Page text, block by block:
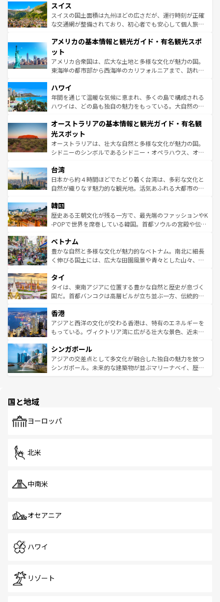
を参照してほしい。
は、お酒好きな人にはぜひ体験してほしい。 なお、新着の
ドイツ情報はコンテンツ一覧を参照してほしい。
リアごとに異なる魅力がある。また、優雅なアフタヌーン
ティー、ビール好きにはたまらない英国パブ、サッカー観
戦など、本場だからこそできる体験も豊富。イギリスを旅
ンツ一覧を参照してほしい。
スイス
スイスの国土面積は九州ほどの広さだが、運行時刻が正確
な交通網が整備されており、初心者でも安心して個人旅行
の建物がそのまま残る町や、スイスならではのユニークな
博物館もあり、アルプス観光だけでなく町歩きも満喫する
ことができる。国民の所得が高いため物価も高いが、旅行
者向けの交通パス提供のサービスもあり、うまく活用すれ
着のスイス情報は
アメリカの基本情報と観光ガイド・有名観光スポ
ット
アメリカ合衆国は、広大な土地と多様な文化が魅力の国。
東海岸の都市部から西海岸のカリフォルニアまで、訪れる
のような巨大都市は、観光、ショッピング、エンターテイ
ンメントが詰まった刺激的なスポットだ。一方、アメリカ
西部には大自然が広がり、グランドキャニオンやイエロー
部のニューオーリンズでは、音楽と美食が融合した独特の
文化が魅力。旅行者はアメリカの各地域で異なる魅力を楽
しみながら、その多様性と豊かな歴史を感じることができ
るだろう。車でのロードトリップや列車の旅も、アメリカ
情報は
ハワイ
年間を通じて温暖な気候に恵まれ、多くの島で構成される
ハワイは、どの島も独自の魅力をもっている。大自然の神
ワイ島は見逃せない。また、定番の観光地といえばオアフ
島だが、静かな自然を求めるならマウイ島やカウアイ島が
おすすめ。エメラルドグリーンに輝く海をはじめ、豊かな
文化や歴史が息づいている。「アロハスピリット」と呼ば
人々、おいしいローカルフードやハワイアンミュージッ
ク、伝統的なフラダンスなど、すべてがハワイの魅力を彩
っている。訪れるたびに新しい発見と感動が待っているハ
はコンテンツ一覧
オーストラリアの基本情報と観光ガイド・有名観
光スポット
オーストラリアは、壮大な自然と多様な文化が魅力の国。
シドニーのシンボルであるシドニー・オペラハウス、オー
リアリーフや大陸中央部にそびえるウルル（エアーズロッ
ク）、タスマニアの美しい原生林やケアンズの熱帯雨林な
ど、見どころがたくさん。また、カフェやワイン、オージ
いる。アクティビティも充実しており、サーフィンやダイ
ビング、ハイキングなど、アウトドア好きにはたまらな
い。オーストラリアの多彩な魅力を存分に味わいつくそ
参照してほしい。
台湾
日本から約４時間ほどでたどり着く台湾は、多彩な文化と
自然が織りなす魅力的な観光地。活気あふれる大都市の台
ン）、静ひつな山岳地帯である台湾東部など、都市の喧騒
と山間の静けさが共存しており、訪れる人に新しい発見と
驚きをもたらしてくれる。また、奥深い台湾の食文化も魅
容にもいいと評判のスイーツなど、バラエティ豊かな料理
が味わえる。 なお、新着の台湾情報は コンテンツ一覧を参
照してほしい。
韓国
歴史ある王朝文化が残る一方で、最先端のファッションやK
-POPで世界を席巻している韓国。首都ソウルの宮殿や伝統
き、地方に足を延ばせば四季折々の自然美を楽しむことが
できる。そして、キムチや焼肉、絶品のストリートフード
まで、さまざまな韓国料理が待っている。夜には、韓国な
リティに包まれながら、韓国の多彩な魅力を心ゆくまで味
わってみてほしい。 なお、新着の韓国情報はコンテンツ一
覧を参照してほしい。
ベトナム
豊かな自然と多様な文化が魅力的なベトナム。南北に細長
く伸びる国土には、広大な田園風景や青々とした山々、世
急速な発展と共に伝統が息づく。ハノイの古い町並みやホ
ーチミン市のフランス統治時代の建物も、独特の雰囲気を
醸し出している。また、バラエティの豊かさとおいしさで
とつ。フォーやバインミー、ベトナムコーヒーなどは、ぜ
ひ現地で味わいたい。どの地域を訪れてもあたたかい人々
が旅行者を迎えてくれるので、きっと忘れられない旅にな
参照してほしい。
タイ
タイは、東南アジアに位置する豊かな自然と歴史が息づく
国だ。首都バンコクは高層ビルが立ち並ぶ一方、伝統的な
の活気が交差している。北部ではチェンマイなどの山岳地
帯で自然と触れ合い、南部ではプーケットやクラビの美し
いビーチでリゾート気分を楽しむことができる。タイ料理
激する。気候は一年中温暖で、どの季節にも異なる楽しみ
が待っている。親しみやすいタイの人々、仏教を中心とし
た文化、そして多様な観光資源が、訪れる旅人を魅了し続
香港
アジアと西洋の文化が交わる香港は、特有のエネルギーを
もっている。ヴィクトリア湾に広がる壮大な景色、近未来
み、どこを訪れても感動するはず。観光スポットが密集し
ており、効率よく見どころを回れるのも魅力。息をのむよ
うな絶景から文化的な体験まで、香港を存分に楽しみ尽く
シンガポール
アジアの交差点として多文化が融合した独自の魅力を放つ
シンガポール。未来的な建築物が並ぶマリーナベイ、歴史
で、ホーカーズは地元の風情を楽しめる外せないスポット
国と地域
ヨーロッパ
北米
中南米
オセアニア
ハワイ
リゾート